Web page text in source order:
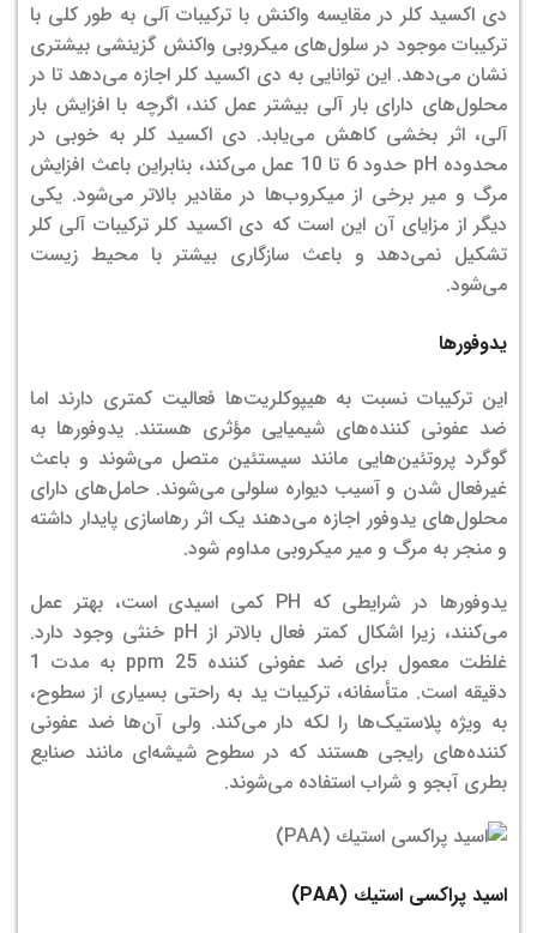
دی اکسید کلر در مقایسه واکنش با ترکیبات آلی به طور کلی با
ترکیبات موجود در سلول‌های میکروبی واکنش گزینشی بیشتری
نشان می‌دهد. این توانایی به دی اکسید کلر اجازه می‌دهد تا در
محلول‌های دارای بار آلی بیشتر عمل کند، اگرچه با افزایش بار
آلی، اثر بخشی کاهش می‌یابد. دی اکسید کلر به خوبی در
محدوده pH حدود 6 تا 10 عمل می‌کند، بنابراین باعث افزایش
مرگ و میر برخی از میکروب‌ها در مقادیر بالاتر می‌شود. یکی
دیگر از مزایای آن این است که دی اکسید کلر ترکیبات آلی کلر
تشکیل نمی‌دهد و باعث سازگاری بیشتر با محیط زیست
می‌شود.
یدوفورها
این ترکیبات نسبت به هیپوکلریت‌ها فعالیت کمتری دارند اما
ضد عفونی کننده‌های شیمیایی مؤثری هستند. یدوفورها به
گوگرد پروتئین‌هایی مانند سیستئین متصل می‌شوند و باعث
غیرفعال شدن و آسیب دیواره سلولی می‌شوند. حامل‌های دارای
محلول‌های یدوفور اجازه می‌دهند یک اثر رهاسازی پایدار داشته
و منجر به مرگ و میر میکروبی مداوم شود.
یدوفورها در شرایطی که PH کمی اسیدی است، بهتر عمل
می‌کنند، زیرا اشکال کمتر فعال بالاتر از pH خنثی وجود دارد.
غلظت معمول برای ضد عفونی کننده 25 ppm به مدت 1
دقیقه است. متأسفانه، ترکیبات ید به راحتی بسیاری از سطوح،
به ویژه پلاستیک‌ها را لکه دار می‌کند. ولی آن‌ها ضد عفونی
کننده‌های رایجی هستند که در سطوح شیشه‌ای مانند صنایع
بطری آبجو و شراب استفاده می‌شوند.
اسید پراكسی استیك (PAA
)